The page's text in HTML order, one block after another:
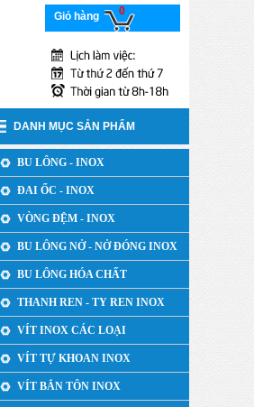
Giỏ hàng 0
DANH MỤC SẢN PHẨM
BU LÔNG - INOX
ĐAI ỐC - INOX
VÒNG ĐỆM - INOX
BU LÔNG NỞ - NỞ ĐÓNG INOX
BU LÔNG HÓA CHẤT
THANH REN - TY REN INOX
VÍT INOX CÁC LOẠI
VÍT TỰ KHOAN INOX
VÍT BẮN TÔN INOX